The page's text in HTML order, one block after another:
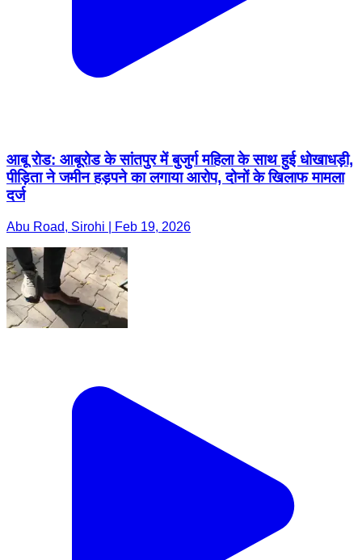
आबू रोड: आबूरोड के सांतपुर में बुजुर्ग महिला के साथ हुई धोखाधड़ी,
पीड़िता ने जमीन हड़पने का लगाया आरोप, दोनों के खिलाफ मामला
दर्ज
Abu Road, Sirohi | Feb 19, 2026